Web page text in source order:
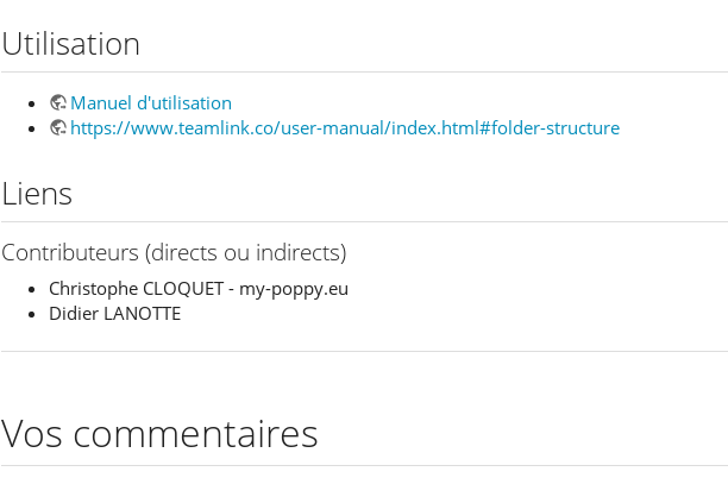
Utilisation
Manuel d'utilisation
https://www.teamlink.co/user-manual/index.html#folder-structure
Liens
Contributeurs (directs ou indirects)
Christophe CLOQUET - my-poppy.eu
Didier LANOTTE
Vos commentaires